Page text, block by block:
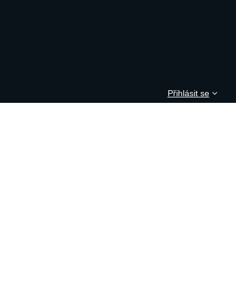
Přihlásit se